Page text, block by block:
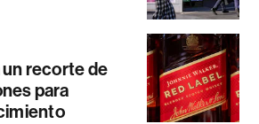
recorte de
para